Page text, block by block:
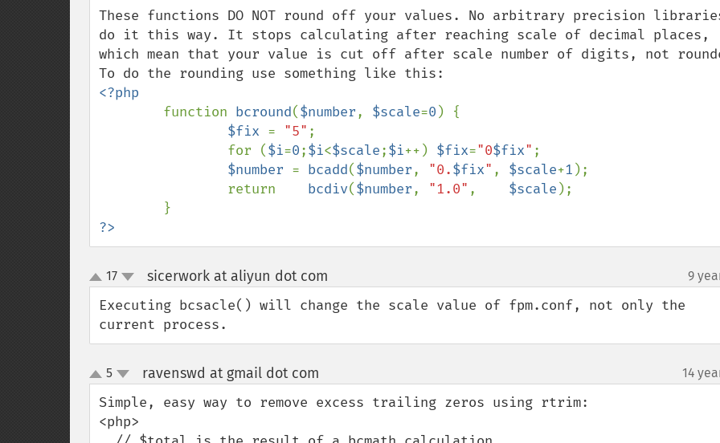
These functions DO NOT round off your values. No arbitrary precision
do it this way. It stops calculating after reaching scale of decimal places,
which mean that your value is cut off after scale number of digits, not
<?php
function bcround($number, $scale=0 ) {
$fix = "5" ;
                for (
$i=0;$i<$scale;$i++) $fix="0$fix" ;
$number = bcadd($number, "0.$fix" , $scale+1 );
                return
bcdiv($number, "1.0" , $scale );
?>
up
down
17 sicerwork at aliyun dot com 9
Executing bcsacle() will change the scale value of fpm.conf, not only the
current process.
up
down
5 ravenswd at gmail dot com 14
Simple, easy way to remove excess trailing zeros using rtrim:
<php>